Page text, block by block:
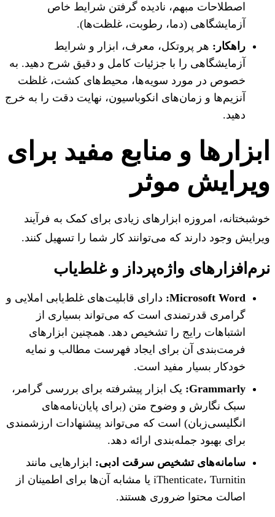
اصطلاحات مبهم، نادیده گرفتن شرایط خاص
آزمایشگاهی (دما، رطوبت، غلظت‌ها).
راهکار:هر پروتکل، معرف، ابزار و شرایط
آزمایشگاهی را با جزئیات کامل و دقیق شرح دهید. به
خصوص در مورد سویه‌ها، محیط‌های کشت، غلظت
آنزیم‌ها و زمان‌های انکوباسیون، نهایت دقت را به خرج
دهید.
و منابع مفید برای
موثر
امروزه ابزارهای زیادی برای کمک به فرآیند
وجود دارند که می‌توانند کار شما را تسهیل کنند.
واژه‌پرداز و غلط‌یاب
Microsoft Word: دارای قابلیت‌های غلط‌یابی املایی و
گرامری قدرتمندی است که می‌تواند بسیاری از
اشتباهات رایج را تشخیص دهد. همچنین ابزارهای
فرمت‌بندی آن برای ایجاد فهرست مطالب و نمایه
خودکار بسیار مفید است.
Grammarly: یک ابزار پیشرفته برای بررسی گرامر،
سبک نگارش و وضوح متن (برای پایان‌نامه‌های
انگلیسی‌زبان) است که می‌تواند پیشنهادات ارزشمندی
برای بهبود جمله‌بندی ارائه دهد.
سامانه‌های تشخیص سرقت ادبی:ابزارهایی مانند
iThenticate، Turnitin یا مشابه آن‌ها برای اطمینان از
اصالت محتوا ضروری هستند.